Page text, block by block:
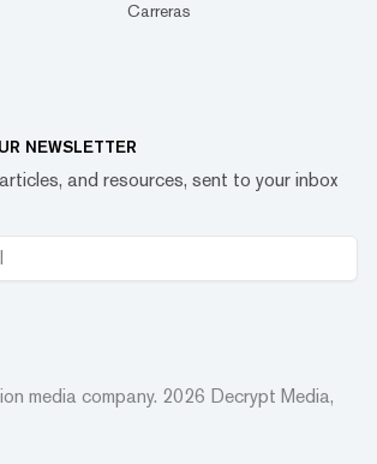
Carreras
NEWSLETTER
and resources, sent to your inbox
media company. 2026 Decrypt Media,